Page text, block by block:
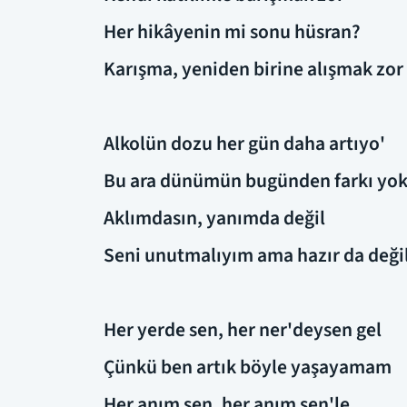
Her hikâyenin mi sonu hüsran?
Karışma, yeniden birine alışmak zor
Alkolün dozu her gün daha artıyo'
Bu ara dünümün bugünden farkı yok
Aklımdasın, yanımda değil
Seni unutmalıyım ama hazır da
Her yerde sen, her ner'deysen gel
Çünkü ben artık böyle yaşayamam